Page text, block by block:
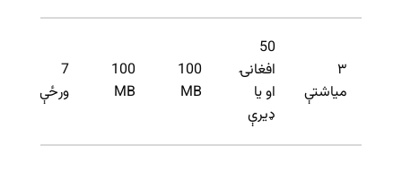
7
ورځې
100
MB
100
MB
50
افغانۍ
او یا
ډیرې
۳
میاشتې